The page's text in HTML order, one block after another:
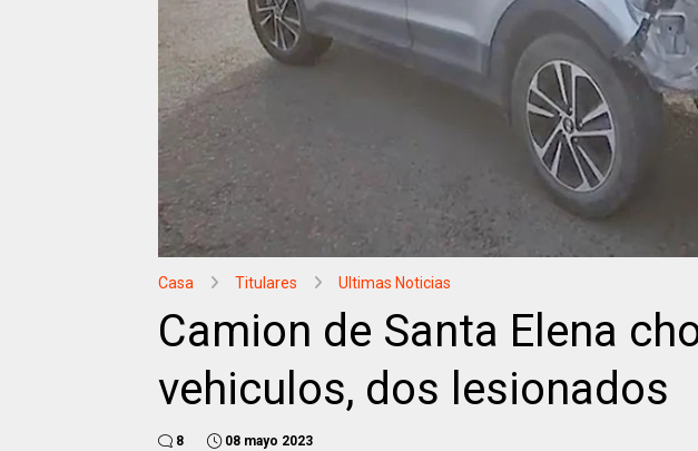
Casa Titulares Ultimas Noticias
Camion de Santa Elena
vehiculos, dos lesionados
8 08 mayo 2023